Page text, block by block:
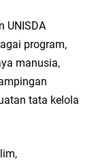
UNISDA
program,
manusia,
tata kelola